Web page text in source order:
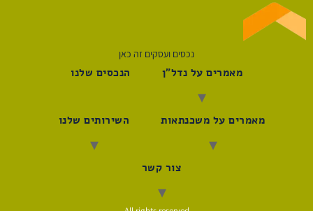
נכסים ועסקים זה כאן
מאמרים על נדל"ן הנכסים שלנו
מאמרים על משכנתאות השירותים שלנו
צור קשר